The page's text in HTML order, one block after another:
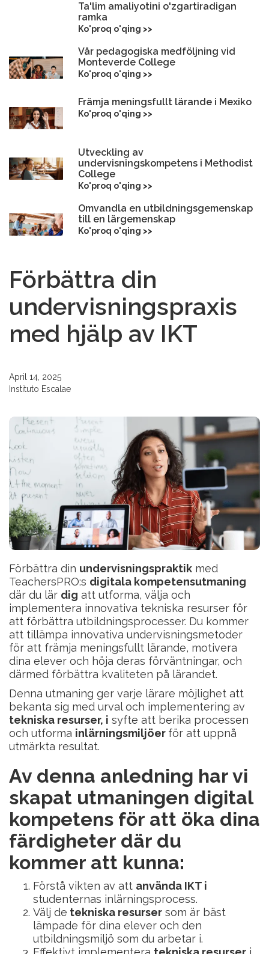
Ta'lim amaliyotini o'zgartiradigan
ramka
Ko'proq o'qing >>
Vår pedagogiska medföljning vid
Monteverde College
Ko'proq o'qing >>
Främja meningsfullt lärande i Mexiko
Ko'proq o'qing >>
Utveckling av
undervisningskompetens i Methodist
College
Ko'proq o'qing >>
Omvandla en utbildningsgemenskap
till en lärgemenskap
Ko'proq o'qing >>
Förbättra din
undervisningspraxis
med hjälp av IKT
April 14, 2025
Instituto Escalae
Förbättra din undervisningspraktik med
TeachersPRO:s digitala kompetensutmaning
där du lär dig att utforma, välja och
implementera innovativa tekniska resurser för
att förbättra utbildningsprocesser. Du kommer
att tillämpa innovativa undervisningsmetoder
för att främja meningsfullt lärande, motivera
dina elever och höja deras förväntningar, och
därmed förbättra kvaliteten på lärandet.
Denna utmaning ger varje lärare möjlighet att
bekanta sig med urval och implementering av
tekniska resurser, i syfte att berika processen
och utforma inlärningsmiljöer för att uppnå
utmärkta resultat.
Av denna anledning har vi
skapat utmaningen digital
kompetens för att öka dina
färdigheter där du
kommer att kunna:
Förstå vikten av att använda IKT i
studenternas inlärningsprocess.
Välj de tekniska resurser som är bäst
lämpade för dina elever och den
utbildningsmiljö som du arbetar i.